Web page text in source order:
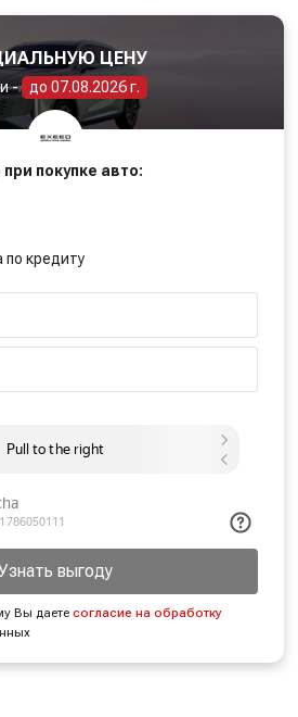
ЦЕНУ
- до 07.08.2026 г.
покупке авто:
по кредиту
выгоду
Вы даетесогласие на обработку